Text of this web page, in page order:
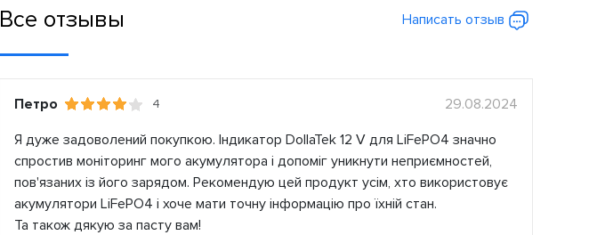
Все отзывы Написать отзыв
Петро 4
29.08.2024
Я дуже задоволений покупкою. Індикатор DollaTek 12 V для LiFePO4 значно
спростив моніторинг мого акумулятора і допоміг уникнути неприємностей,
пов'язаних із його зарядом. Рекомендую цей продукт усім, хто використовує
акумулятори LiFePO4 і хоче мати точну інформацію про їхній стан.
Та також дякую за пасту вам!